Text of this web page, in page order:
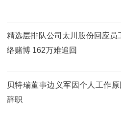
精选层排队公司太川股份回应员
络赌博 162万难追回
贝特瑞董事边义军因个人工作
辞职